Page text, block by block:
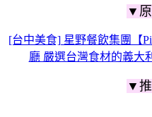
▼
[台中美食] 星野餐飲集團【
廳 嚴選台灣食材的義大
▼推